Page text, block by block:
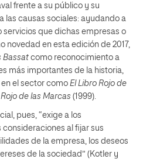
frente a su público y su
las causas sociales: ayudando a
que dichas empresas o
novedad en esta edición de 2017,
Bassat como reconocimiento a
más importantes de la historia,
el sector como El Libro Rojo de
de las Marcas (1999).
pues, “exige a los
al fijar sus
de la empresa, los deseos
de la sociedad” (Kotler y